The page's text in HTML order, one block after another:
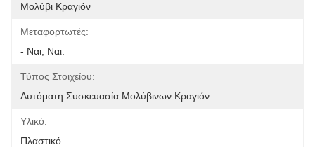
Μολύβι Κραγιόν
Μεταφορτωτές:
- Ναι, Ναι.
Τύπος Στοιχείου:
Αυτόματη Συσκευασία Μολύβινων Κραγιόν
Υλικό:
Πλαστικό